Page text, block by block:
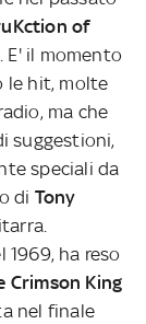
of
E' il momento
le hit, molte
ma che
suggestioni,
speciali da
di Tony
1969, ha reso
Crimson King
nel finale